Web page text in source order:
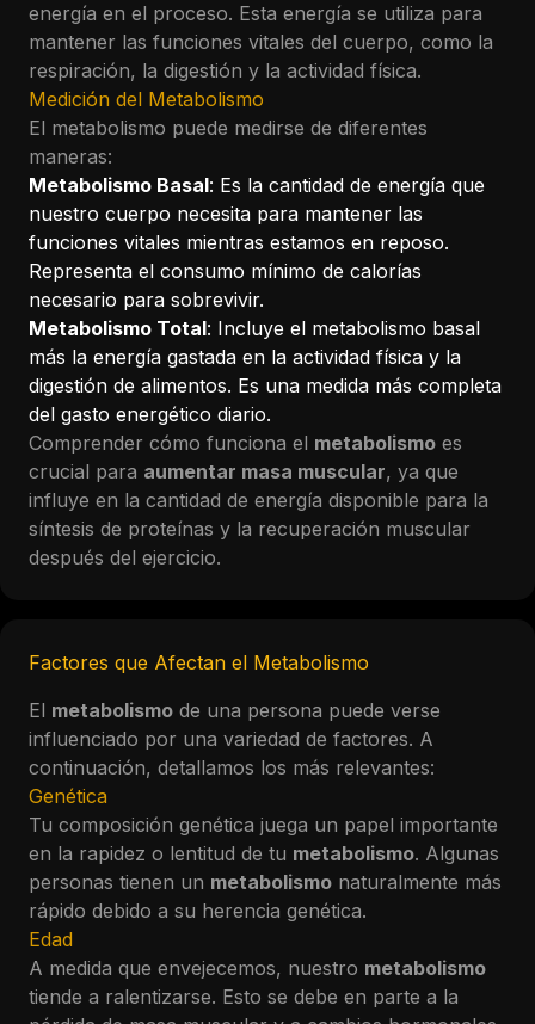
energía en el proceso. Esta energía se utiliza para
mantener las funciones vitales del cuerpo, como la
respiración, la digestión y la actividad física.
Medición del Metabolismo
El metabolismo puede medirse de diferentes
maneras:
Metabolismo Basal: Es la cantidad de energía que
nuestro cuerpo necesita para mantener las
funciones vitales mientras estamos en reposo.
Representa el consumo mínimo de calorías
necesario para sobrevivir.
Metabolismo Total: Incluye el metabolismo basal
más la energía gastada en la actividad física y la
digestión de alimentos. Es una medida más completa
del gasto energético diario.
Comprender cómo funciona el metabolismo es
crucial para aumentar masa muscular, ya que
influye en la cantidad de energía disponible para la
síntesis de proteínas y la recuperación muscular
después del ejercicio.
Factores que Afectan el Metabolismo
El metabolismo de una persona puede verse
influenciado por una variedad de factores. A
continuación, detallamos los más relevantes:
Genética
Tu composición genética juega un papel importante
en la rapidez o lentitud de tu metabolismo. Algunas
personas tienen un metabolismo naturalmente más
rápido debido a su herencia genética.
Edad
A medida que envejecemos, nuestro metabolismo
tiende a ralentizarse. Esto se debe en parte a la